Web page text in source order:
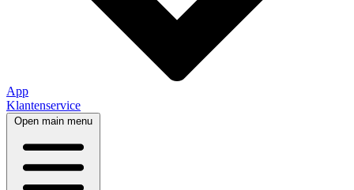
App
Klantenservice
Open main menu